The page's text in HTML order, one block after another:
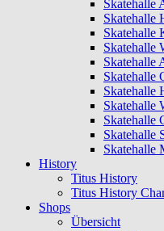
Skatehalle
Skatehalle
Skatehalle
Skatehalle
Skatehalle
Skatehalle
Skatehalle
Skatehalle
Skatehalle
Skatehalle
Skatehalle
History
Titus History
Titus History
Shops
Übersicht